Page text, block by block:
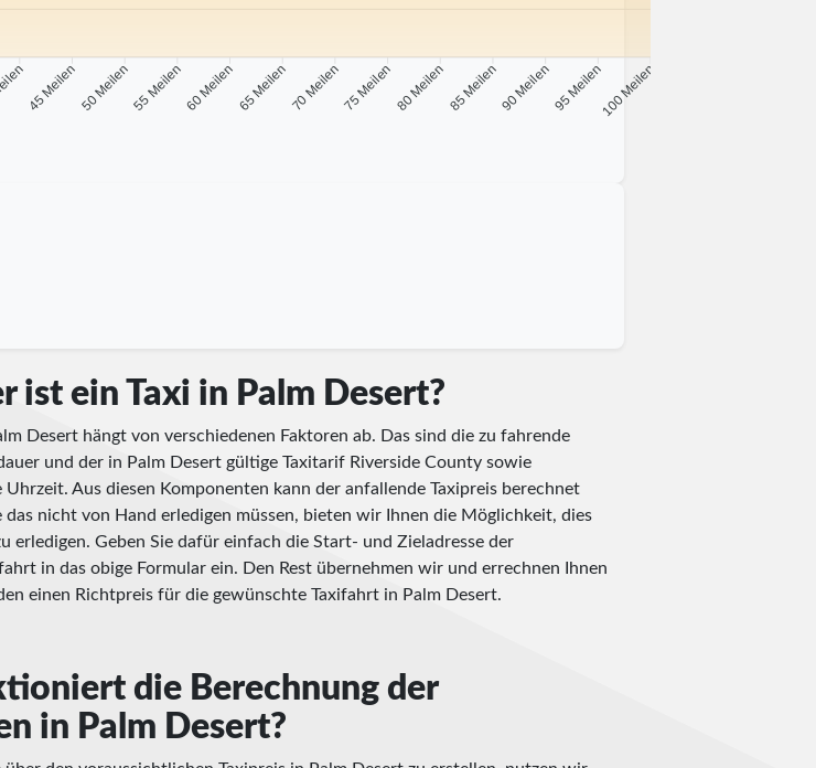
45 Meilen50 Meilen55 Meilen60 Meilen65 Meilen70 Meilen75 Meilen80 Meilen85 Meilen90 Meilen95 Meilen100 Meilen
ist ein Taxi in Palm Desert?
Desert hängt von verschiedenen Faktoren ab. Das sind die zu fahrende
und der in Palm Desert gültige Taxitarif Riverside County sowie
Uhrzeit. Aus diesen Komponenten kann der anfallende Taxipreis berechnet
das nicht von Hand erledigen müssen, bieten wir Ihnen die Möglichkeit, dies
erledigen. Geben Sie dafür einfach die Start- und Zieladresse der
in das obige Formular ein. Den Rest übernehmen wir und errechnen Ihnen
einen Richtpreis für die gewünschte Taxifahrt in Palm Desert.
die Berechnung der
in Palm Desert?